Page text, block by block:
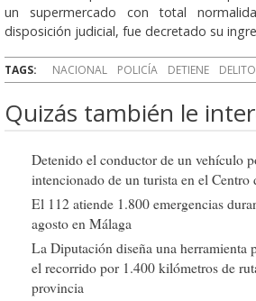
un supermercado con total
disposición judicial, fue decretado su
TAGS: NACIONAL POLICÍA DETIENE DELITO
Quizás también le
Detenido el conductor de un vehículo
intencionado de un turista en el Centro
El 112 atiende 1.800 emergencias
agosto en Málaga
La Diputación diseña una herramienta
el recorrido por 1.400 kilómetros de
provincia